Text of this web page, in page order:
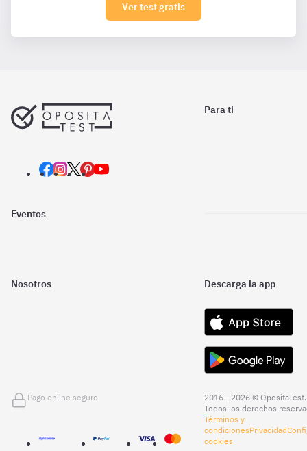
Ver test gratis
Para ti
Eventos
Nosotros Descarga la app
Pago online seguro
2016 - 2026 © OpositaTest.
Todos los derechos
Términos y
condicionesPrivacidad
cookies